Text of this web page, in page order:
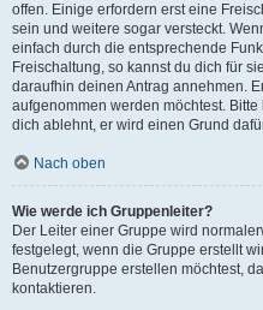
offen. Einige erfordern erst eine
sein und weitere sogar versteckt.
einfach durch die entsprechende
Freischaltung, so kannst du dich für
daraufhin deinen Antrag annehmen.
aufgenommen werden möchtest.
dich ablehnt, er wird einen Grund
Nach oben
Wie werde ich Gruppenleiter?
Der Leiter einer Gruppe wird
festgelegt, wenn die Gruppe erstellt
Benutzergruppe erstellen möchtest,
kontaktieren.